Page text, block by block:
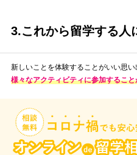
3.これから留学する人
新しいことを体験することがいい思い
様々なアクティビティに参加すること